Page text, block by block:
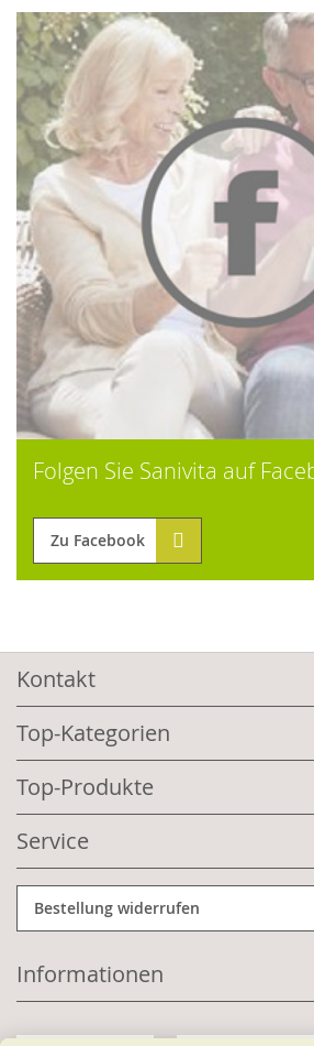
Folgen Sie Sanivita auf
Zu Facebook
Kontakt
Top-Kategorien
Top-Produkte
Service
Bestellung widerrufen
Informationen